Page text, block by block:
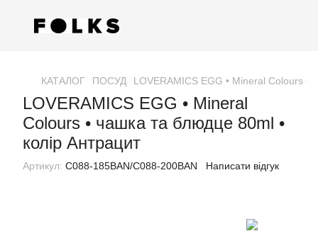
КАТАЛОГ ПОСУД LOVERAMICS EGG • Mineral Colours •
LOVERAMICS EGG • Mineral
Colours • чашка та блюдце 80ml •
колір Антрацит
Артикул: C088-185BAN/C088-200BAN Написати відгук